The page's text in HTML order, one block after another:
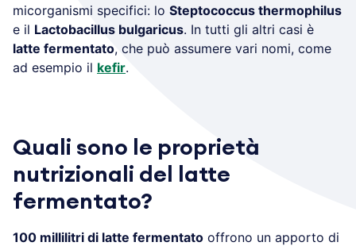
micorganismi specifici: lo Steptococcus thermophilus
e il Lactobacillus bulgaricus. In tutti gli altri casi è
latte fermentato, che può assumere vari nomi, come
ad esempio il kefir.
Quali sono le proprietà
nutrizionali del latte
fermentato?
100 millilitri di latte fermentato offrono un apporto di